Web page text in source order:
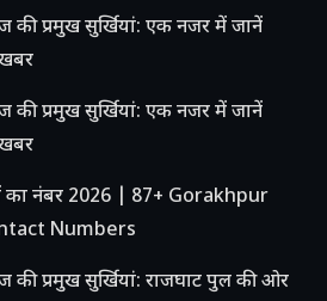
की प्रमुख सुर्खियां: एक नजर में जानें
की प्रमुख सुर्खियां: एक नजर में जानें
का नंबर 2026 | 87+ Gorakhpur
Numbers
की प्रमुख सुर्खियां: राजघाट पुल की ओर